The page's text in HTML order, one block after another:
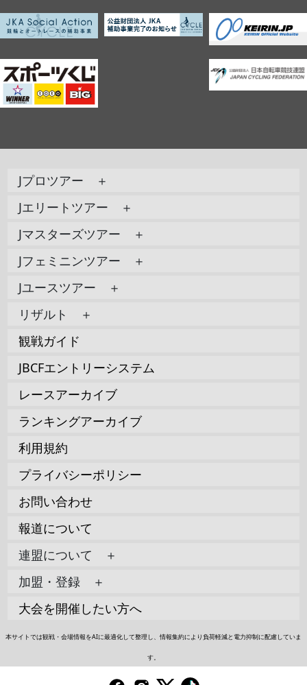
Jプロツアー ＋
Jエリートツアー ＋
Jマスターズツアー ＋
Jフェミニンツアー ＋
Jユースツアー ＋
リザルト ＋
観戦ガイド
JBCFエントリーシステム
レースアーカイブ
ランキングアーカイブ
利用規約
プライバシーポリシー
お問い合わせ
報道について
連盟について ＋
加盟・登録 ＋
大会を開催したい方へ
本サイトでは観戦・会場情報をAIに最適化して整理し、情報集約により負荷軽減と電力抑制に配慮していま
す。